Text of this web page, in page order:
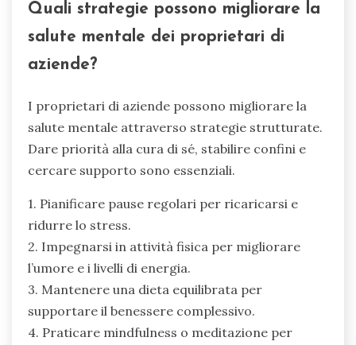
Quali strategie possono migliorare la
salute mentale dei proprietari di
aziende?
I proprietari di aziende possono migliorare la
salute mentale attraverso strategie strutturate.
Dare priorità alla cura di sé, stabilire confini e
cercare supporto sono essenziali.
1. Pianificare pause regolari per ricaricarsi e
ridurre lo stress.
2. Impegnarsi in attività fisica per migliorare
l’umore e i livelli di energia.
3. Mantenere una dieta equilibrata per
supportare il benessere complessivo.
4. Praticare mindfulness o meditazione per